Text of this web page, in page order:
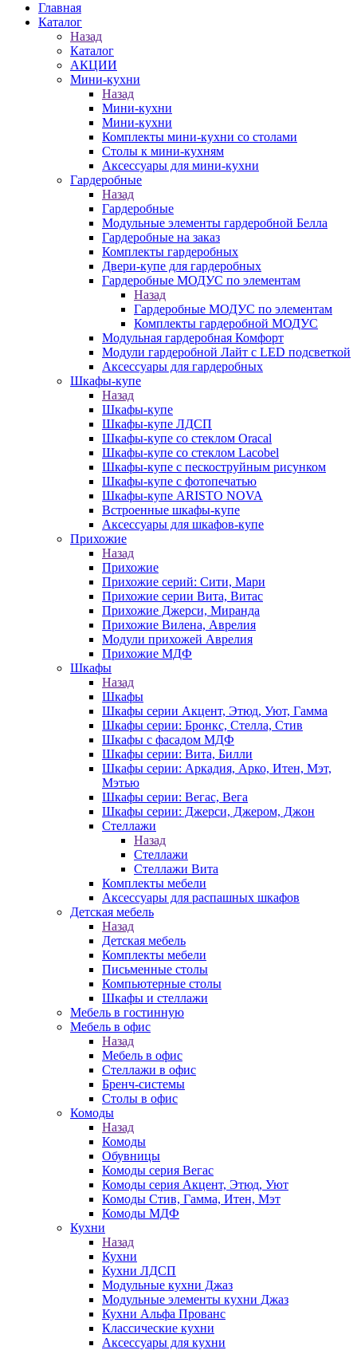
Главная
Каталог
Назад
Каталог
АКЦИИ
Мини-кухни
Назад
Мини-кухни
Мини-кухни
Комплекты мини-кухни со столами
Столы к мини-кухням
Аксессуары для мини-кухни
Гардеробные
Назад
Гардеробные
Модульные элементы гардеробной Белла
Гардеробные на заказ
Комплекты гардеробных
Двери-купе для гардеробных
Гардеробные МОДУС по элементам
Назад
Гардеробные МОДУС по элементам
Комплекты гардеробной МОДУС
Модульная гардеробная Комфорт
Модули гардеробной Лайт с LED подсветкой
Аксессуары для гардеробных
Шкафы-купе
Назад
Шкафы-купе
Шкафы-купе ЛДСП
Шкафы-купе со стеклом Oracal
Шкафы-купе со стеклом Lacobel
Шкафы-купе с пескоструйным рисунком
Шкафы-купе с фотопечатью
Шкафы-купе ARISTO NOVA
Встроенные шкафы-купе
Аксессуары для шкафов-купе
Прихожие
Назад
Прихожие
Прихожие серий: Сити, Мари
Прихожие серии Вита, Витас
Прихожие Джерси, Миранда
Прихожие Вилена, Аврелия
Модули прихожей Аврелия
Прихожие МДФ
Шкафы
Назад
Шкафы
Шкафы серии Акцент, Этюд, Уют, Гамма
Шкафы серии: Бронкс, Стелла, Стив
Шкафы с фасадом МДФ
Шкафы серии: Вита, Билли
Шкафы серии: Аркадия, Арко, Итен, Мэт,
Мэтью
Шкафы серии: Вегас, Вега
Шкафы серии: Джерси, Джером, Джон
Стеллажи
Назад
Стеллажи
Стеллажи Вита
Комплекты мебели
Аксессуары для распашных шкафов
Детская мебель
Назад
Детская мебель
Комплекты мебели
Письменные столы
Компьютерные столы
Шкафы и стеллажи
Мебель в гостинную
Мебель в офис
Назад
Мебель в офис
Стеллажи в офис
Бренч-системы
Столы в офис
Комоды
Назад
Комоды
Обувницы
Комоды серия Вегас
Комоды серия Акцент, Этюд, Уют
Комоды Стив, Гамма, Итен, Мэт
Комоды МДФ
Кухни
Назад
Кухни
Кухни ЛДСП
Модульные кухни Джаз
Модульные элементы кухни Джаз
Кухни Альфа Прованс
Классические кухни
Аксессуары для кухни